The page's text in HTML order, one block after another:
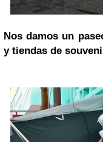
Nos damos un
y tiendas de